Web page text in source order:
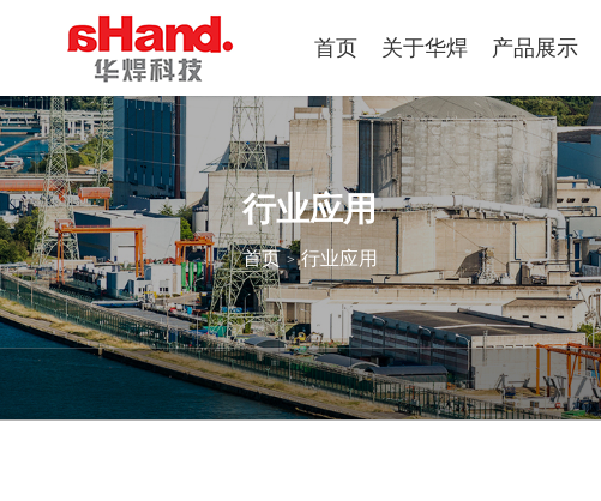
首页 关于华焊 产品展示
行业应用
首页 > 行业应用